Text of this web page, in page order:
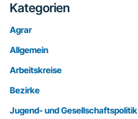
Kategorien
Agrar
Allgemein
Arbeitskreise
Bezirke
Jugend- und Gesellschaftspolitik